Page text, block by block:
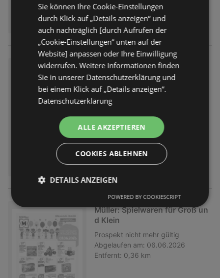
Müller: Edle Düfte für den Som
mer!
Prospekt nicht mehr gültig
Abgelaufen am:
Müller: Spielwaren für Groß un
d Klein
Prospekt nicht mehr gültig
Abgelaufen am: 06.06.2026
Entfernt: 0,36 km
Sie können Ihre Cookie-Einstellungen
durch Klick auf „Details anzeigen“ und
auch nachträglich [durch Aufrufen der
„Cookie-Einstellungen“ unten auf der
Website] anpassen oder Ihre Einwilligung
widerrufen. Weitere Informationen finden
Sie in unserer Datenschutzerklärung und
bei einem Klick auf „Details anzeigen“.
Datenschutzerklärung
ALLE AKZEPTIEREN
COOKIES ABLEHNEN
DETAILS ANZEIGEN
POWERED BY COOKIESCRIPT